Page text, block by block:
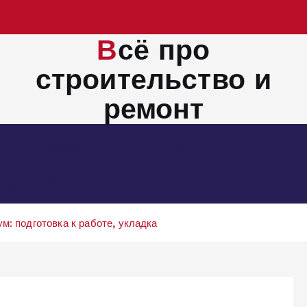
Всё про
строительство и
ремонт
подготовка к работе, укладка